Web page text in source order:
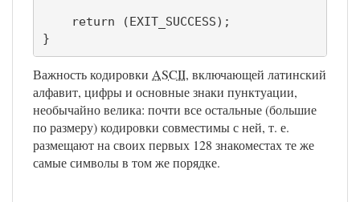
    return (EXIT_SUCCESS);
}
Важность кодировки ASCII, включающей латинский
алфавит, цифры и основные знаки пунктуации,
необычайно велика: почти все остальные (большие
по размеру) кодировки совместимы с ней, т. е.
размещают на своих первых 128 знакоместах те же
самые символы в том же порядке.